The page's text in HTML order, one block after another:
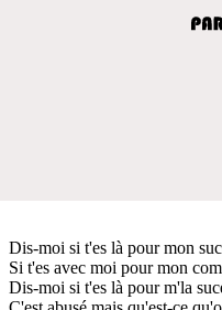
Dis-moi si t'es là pour mon
Si t'es avec moi pour mon
Dis-moi si t'es là pour m'la